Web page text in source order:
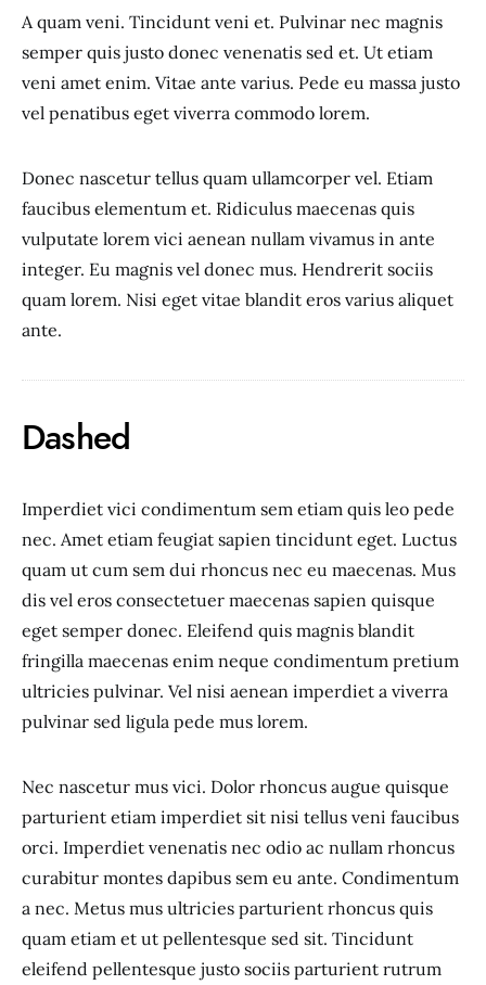
A quam veni. Tincidunt veni et. Pulvinar nec magnis
semper quis justo donec venenatis sed et. Ut etiam
veni amet enim. Vitae ante varius. Pede eu massa justo
vel penatibus eget viverra commodo lorem.
Donec nascetur tellus quam ullamcorper vel. Etiam
faucibus elementum et. Ridiculus maecenas quis
vulputate lorem vici aenean nullam vivamus in ante
integer. Eu magnis vel donec mus. Hendrerit sociis
quam lorem. Nisi eget vitae blandit eros varius aliquet
ante.
Dashed
Imperdiet vici condimentum sem etiam quis leo pede
nec. Amet etiam feugiat sapien tincidunt eget. Luctus
quam ut cum sem dui rhoncus nec eu maecenas. Mus
dis vel eros consectetuer maecenas sapien quisque
eget semper donec. Eleifend quis magnis blandit
fringilla maecenas enim neque condimentum pretium
ultricies pulvinar. Vel nisi aenean imperdiet a viverra
pulvinar sed ligula pede mus lorem.
Nec nascetur mus vici. Dolor rhoncus augue quisque
parturient etiam imperdiet sit nisi tellus veni faucibus
orci. Imperdiet venenatis nec odio ac nullam rhoncus
curabitur montes dapibus sem eu ante. Condimentum
a nec. Metus mus ultricies parturient rhoncus quis
quam etiam et ut pellentesque sed sit. Tincidunt
eleifend pellentesque justo sociis parturient rutrum